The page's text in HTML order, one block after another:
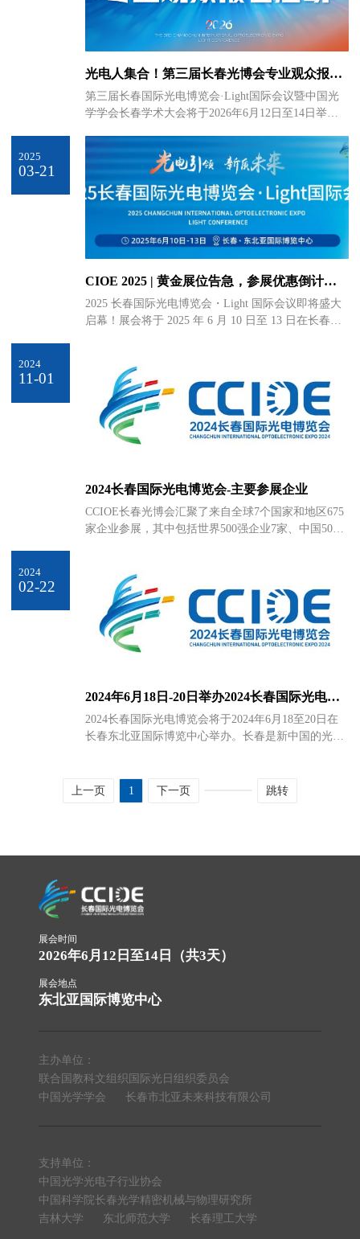
光电人集合！第三届长春光博会专业观众报名
开启，前沿技术 + 全链条创新盛宴不容错过
第三届长春国际光电博览会·Light国际会议暨中国光
学学会长春学术大会将于2026年6月12日至14日举
建“长春核心－北方联动－全国覆盖”的三级推广网
络，将邀请哈尔滨、沈阳、大连、北京、济南等北方
地区的采购买手，打造北方地区的高质量光电专业性
展会，并将邀请国内外更多头部企业也将共同来到长
春。同时，第三届长春光博会将继续推动技术创新与
中国光学学会长春学术大会同期举办，并将创新设立
态融合到尖端制造技术的全链条创新，为您呈现一场
永不落幕的光电产业盛宴！ 如果您是光电领域业内人
士、从事光电相关工作，或者对光电行业感兴趣，想
爱光电的您通过以下两种方式注册成为本届展会的专
业观众，共同见证和探讨光电行业未来发展方向。
2025
03-21
CIOE 2025 | 黄金展位告急，参展优惠倒计
时......
2025 长春国际光电博览会・Light 国际会议即将盛大
启幕！展会将于 2025 年 6 月 10 日至 13 日在长春东
建产、学、研融合发展新平台，助力我国光电信息产
业迈向高质量发展新征程。
2024
11-01
2024长春国际光电博览会-主要参展企业
CCIOE长春光博会汇聚了来自全球7个国家和地区675
家企业参展，其中包括世界500强企业7家、中国500
荷、美、韩、俄、新加坡6个国家的18家企业，包括
飞利浦(中国)投资有限公司（荷兰）、
WavelengthOpto-Electronic(南京波长光电科技股份有
限公司)（新加坡）；EdgeWaveGmbH(超快）（德
国）；阿美特克商贸(上海)有限公司（美国）；美国
公司（德国）UCEngineeringLLC（美国）；J-
REAKO（韩国）；Autonomousa2z Korea （韩国）；
KAR（韩国）；韩国明进精工株式会社（韩国）；
国）；Itis（韩国）；俄罗斯科学院自动化与电力测量
研究所（俄罗斯），国内参展企业包括中科院系的研
车长客、长光卫星、奥来德、希达等。
2024
02-22
2024年6月18日-20日举办2024长春国际光电博
览会
2024长春国际光电博览会将于2024年6月18至20日在
长春东北亚国际博览中心举办。长春是新中国的光学
耕耘奋斗，中国第一台红宝石激光器在这里诞生，中
国唯一的国家级光学专业科技馆坐落在这里。 本届展
博览会开幕式暨光电产业创新发展大会、2024年Light
电信息产业专家委员会第二次会议等主要会议。同
期，举办光电尖端人才招聘活动、长春市光电信息产
链畅通，不断融合升级，积极推动整个行业创新技术
上一页 1 下一页 跳转
展会时间
2026年6月12日至14日（共3天）
展会地点
东北亚国际博览中心
主办单位：
联合国教科文组织国际光日组织委员会
中国光学学会
长春市北亚未来科技有限公司
支持单位：
中国光学光电子行业协会
中国科学院长春光学精密机械与物理研究所
吉林大学
东北师范大学 长春理工大学